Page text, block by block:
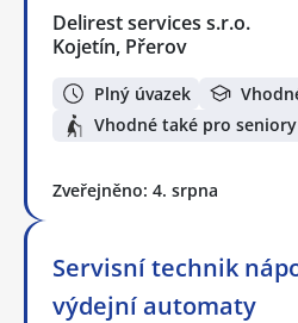
Delirest services s.r.o.
Kojetín, Přerov
Plný úvazek
Vhodné také pro seniory
Zveřejněno: 4. srpna
Servisní technik
výdejní automaty